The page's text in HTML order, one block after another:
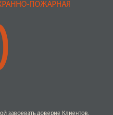
ПОЖАРНАЯ
завоевать доверие Клиентов,